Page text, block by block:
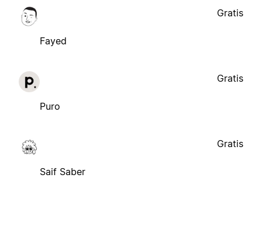
Fayed
Gratis
Puro
Gratis
Saif Saber
Gratis